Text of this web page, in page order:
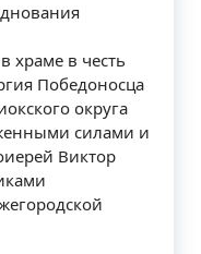
храме в честь
Победоносца
округа
силами и
Виктор